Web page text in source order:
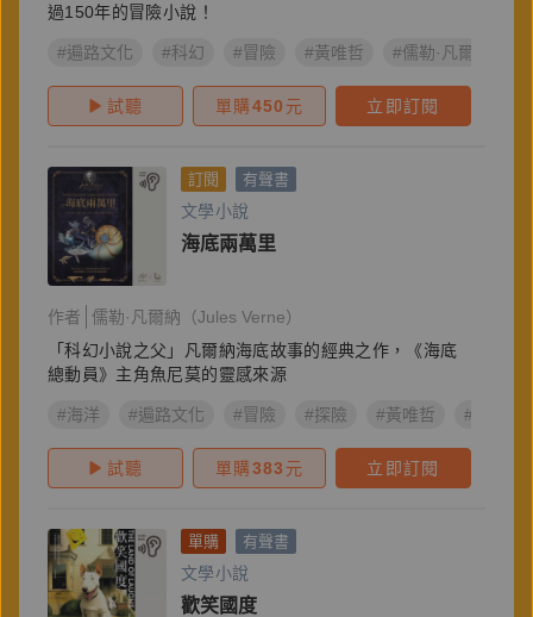
過150年的冒險小說！
#遍路文化 #科幻 #冒險 #黃唯哲 #儒勒·凡爾納
試聽 單購450 元 立即訂閱
訂閱 有聲書
文學小說
海底兩萬里
作者
儒勒·凡爾納（Jules Verne）
「科幻小說之父」凡爾納海底故事的經典之作，《海底
總動員》主角魚尼莫的靈感來源
#海洋 #遍路文化 #冒險 #探險 #黃唯哲 #海底兩
試聽 單購383 元 立即訂閱
單購 有聲書
文學小說
歡笑國度